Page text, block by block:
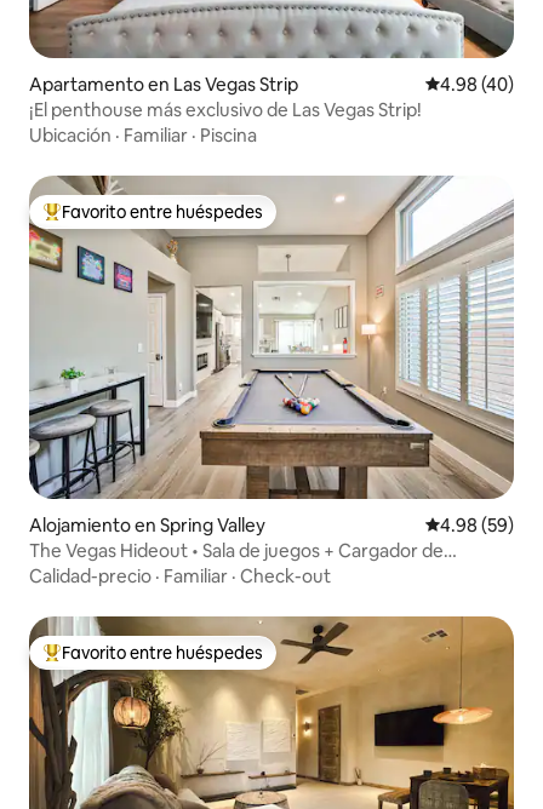
Apartamento en Las Vegas Strip Calificación
4.98 (40)
¡El penthouse más exclusivo de Las Vegas Strip!
Ubicación · Familiar · Piscina
Favorito entre huéspedes preferido
Favorito entre huéspedes
Alojamiento en Spring Valley Calificación
4.98 (59)
The Vegas Hideout • Sala de juegos + Cargador de
vehículos eléctricos + Minigolf
Calidad-precio · Familiar · Check-out
Favorito entre huéspedes preferido
Favorito entre huéspedes